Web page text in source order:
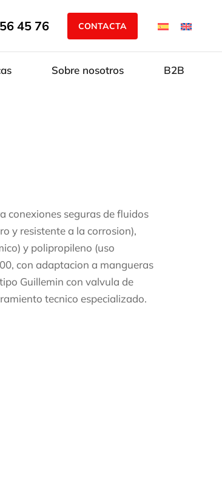
45 76 CONTACTA
Sobre nosotros B2B
conexiones seguras de fluidos
y resistente a la corrosion),
y polipropileno (uso
con adaptacion a mangueras
Guillemin con valvula de
tecnico especializado.